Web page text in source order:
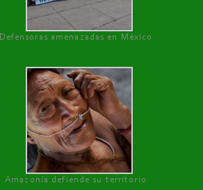
Defensoras amenazadas en México
Amazonía defiende su territorio